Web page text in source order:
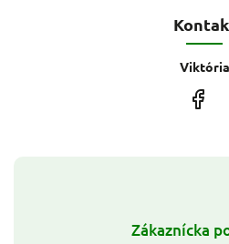
Zákaznícka
Viktória